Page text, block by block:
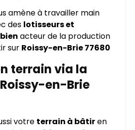
amène à travailler main
des lotisseurs et
acteur de la production
sur Roissy-en-Brie 77680
terrain via la
en-Brie
votre terrain à bâtiren